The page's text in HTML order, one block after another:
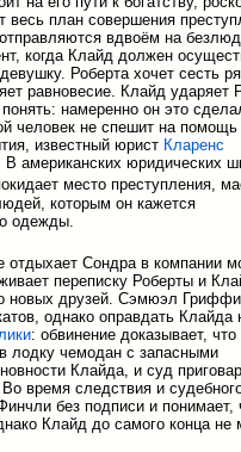
план совершения
вдвоём на
когда Клайд должен
Роберта хочет сесть
равновесие. Клайд ударяет
намеренно он это
человек не спешит на помощь
известный юрист Кларенс
американских юридических
место преступления,
которым он кажется
одежды.
отдыхает Сондра в компании
переписку Роберты и
новых друзей. Сэмюэл
однако оправдать Клайда
: обвинение доказывает,
лодку чемодан с запасными
Клайда, и суд
время следствия и
без подписи и понимает,
Клайд до самого конца не